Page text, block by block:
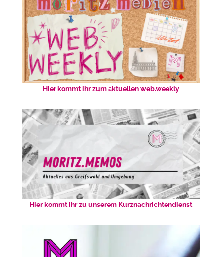
Hier kommt ihr zum aktuellen web.weekly
Hier kommt ihr zu unserem Kurznachrichtendienst